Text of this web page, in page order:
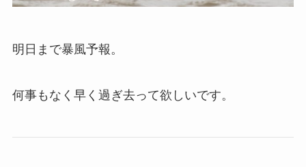
明日まで暴風予報。
何事もなく早く過ぎ去って欲しいです。